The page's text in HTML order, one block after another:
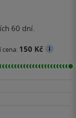
60 dní.
150 Kč